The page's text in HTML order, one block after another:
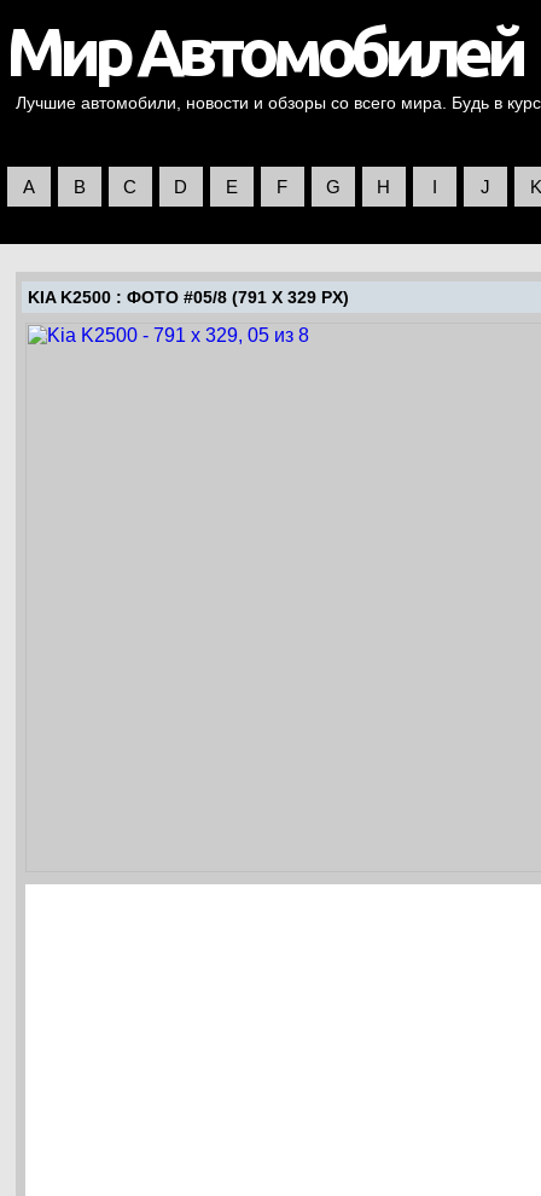
Лучшие автомобили, новости и обзоры со всего мира. Будь в
A B C D E F G H I J K
KIA K2500 : ФОТО #05/8 (791 X 329 PX)